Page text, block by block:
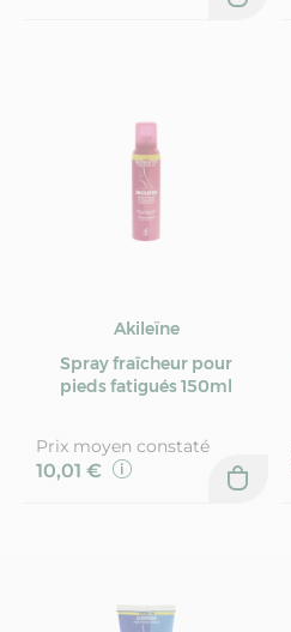
Akileïne
Spray fraîcheur pour
pieds fatigués 150ml
Prix moyen constaté
10,01 €